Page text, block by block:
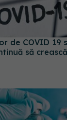
de COVID 19
să